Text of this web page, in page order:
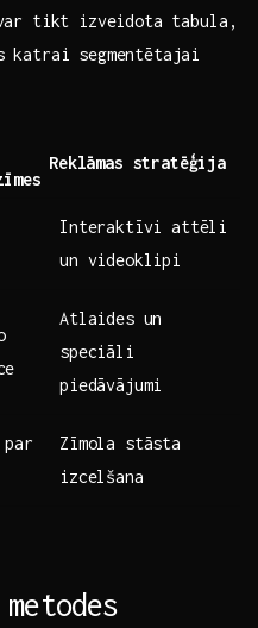
var ‍tikt izveidota tabula,
katrai segmentētajai
Reklāmas stratēģija
Interaktīvi attēli
un videoklipi
Atlaides un
speciāli
piedāvājumi
Zīmola stāsta
izcelšana